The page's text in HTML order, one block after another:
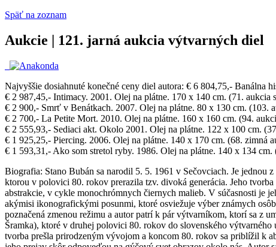
Späť na zoznam
Aukcie | 121. jarná aukcia výtvarných diel
Najvyššie dosiahnuté konečné ceny diel autora: € 6 804,75,- Banálna
€ 2 987,45,- Intimacy. 2001. Olej na plátne. 170 x 140 cm. (71. aukcia
€ 2 900,- Smrť v Benátkach. 2007. Olej na plátne. 80 x 130 cm. (103.
€ 2 700,- La Petite Mort. 2010. Olej na plátne. 160 x 160 cm. (94.
€ 2 555,93,- Sediaci akt. Okolo 2001. Olej na plátne. 122 x 100 cm.
€ 1 925,25,- Piercing. 2006. Olej na plátne. 140 x 170 cm. (68. zimná
€ 1 593,31,- Ako som stretol ryby. 1986. Olej na plátne. 140 x 134
Biografia: Stano Bubán sa narodil 5. 5. 1961 v Sečovciach. Je
ktorou v polovici 80. rokov prerazila tzv. divoká generácia. Jeho
abstrakcie, v cykle monochrómnych čiernych malieb. V súčasnosti je
akýmisi ikonografickými posunmi, ktoré osviežuje výber známych
poznačená zmenou režimu a autor patrí k pár výtvarníkom, ktorí sa z
Šramka), ktoré v druhej polovici 80. rokov do slovenského
tvorba prešla prirodzeným vývojom a koncom 80. rokov sa priblížil k